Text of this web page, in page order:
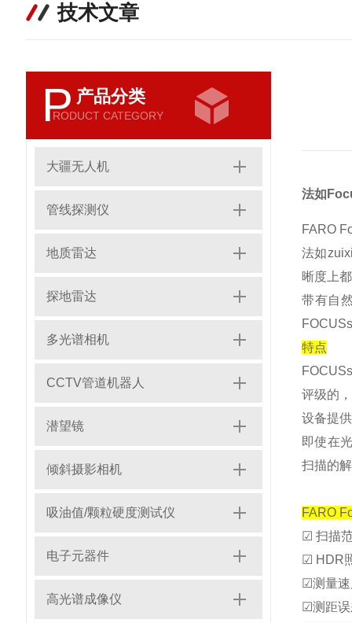
技术文章
P 产品分类
RODUCT CATEGORY
大疆无人机
管线探测仪
地质雷达
探地雷达
多光谱相机
CCTV管道机器人
潜望镜
倾斜摄影相机
吸油值/颗粒硬度测试仪
电子元器件
高光谱成像仪
法如
FARO
法如
晰度上
带有自
特点
评级的
设备提
即使在
扫描的
FARO
☑ 扫描
☑ HDR
☑测量速
☑测距误